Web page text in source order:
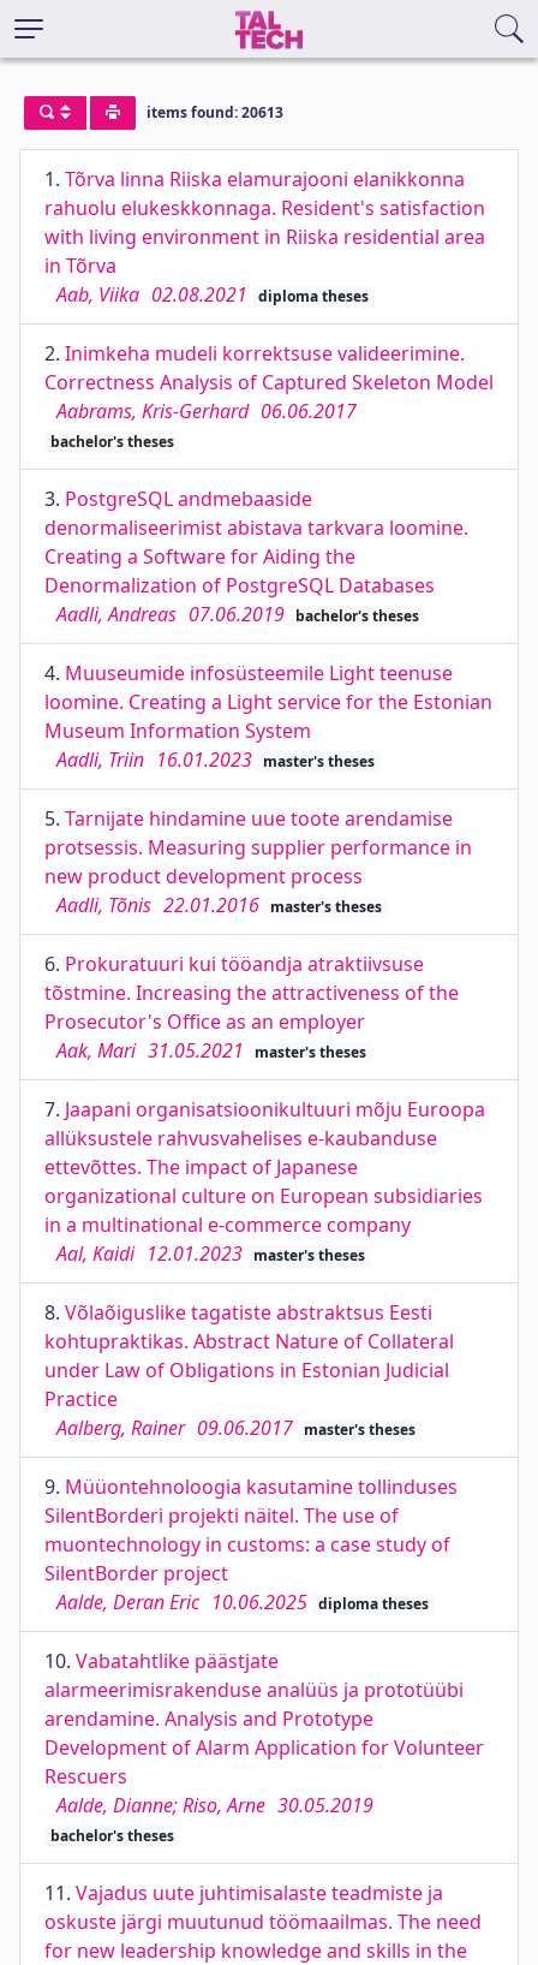
items found: 20613
1. Tõrva linna Riiska elamurajooni elanikkonna
rahuolu elukeskkonnaga. Resident's satisfaction
with living environment in Riiska residential area
in Tõrva
Aab, Viika 02.08.2021 diploma theses
2. Inimkeha mudeli korrektsuse valideerimine.
Correctness Analysis of Captured Skeleton Model
Aabrams, Kris-Gerhard 06.06.2017
bachelor's theses
3. PostgreSQL andmebaaside
denormaliseerimist abistava tarkvara loomine.
Creating a Software for Aiding the
Denormalization of PostgreSQL Databases
Aadli, Andreas 07.06.2019 bachelor's theses
4. Muuseumide infosüsteemile Light teenuse
loomine. Creating a Light service for the Estonian
Museum Information System
Aadli, Triin 16.01.2023 master's theses
5. Tarnijate hindamine uue toote arendamise
protsessis. Measuring supplier performance in
new product development process
Aadli, Tõnis 22.01.2016 master's theses
6. Prokuratuuri kui tööandja atraktiivsuse
tõstmine. Increasing the attractiveness of the
Prosecutor's Office as an employer
Aak, Mari 31.05.2021 master's theses
7. Jaapani organisatsioonikultuuri mõju Euroopa
allüksustele rahvusvahelises e-kaubanduse
ettevõttes. The impact of Japanese
organizational culture on European subsidiaries
in a multinational e-commerce company
Aal, Kaidi 12.01.2023 master's theses
8. Võlaõiguslike tagatiste abstraktsus Eesti
kohtupraktikas. Abstract Nature of Collateral
under Law of Obligations in Estonian Judicial
Practice
Aalberg, Rainer 09.06.2017 master's theses
9. Müüontehnoloogia kasutamine tollinduses
SilentBorderi projekti näitel. The use of
muontechnology in customs: a case study of
SilentBorder project
Aalde, Deran Eric 10.06.2025 diploma theses
10. Vabatahtlike päästjate
alarmeerimisrakenduse analüüs ja prototüübi
arendamine. Analysis and Prototype
Development of Alarm Application for Volunteer
Rescuers
Aalde, Dianne; Riso, Arne 30.05.2019
bachelor's theses
11. Vajadus uute juhtimisalaste teadmiste ja
oskuste järgi muutunud töömaailmas. The need
for new leadership knowledge and skills in the